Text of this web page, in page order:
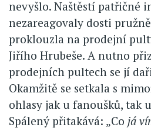
nevyšlo. Naštěstí patřičné
nezareagovaly dosti
proklouzla na prodejní
Jiřího Hrubeše. A nutno
prodejních pultech se jí
Okamžitě se setkala s
ohlasy jak u fanoušků, tak
Spálený přitakává: „Co já